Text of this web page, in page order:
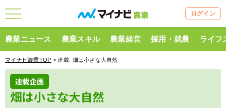
ログイン
農業ニュース 農業スキル 農業経営 採用・就農 ライフ
マイナビ農業TOP > 連載: 畑は小さな大自然
連載企画
畑は小さな大自然